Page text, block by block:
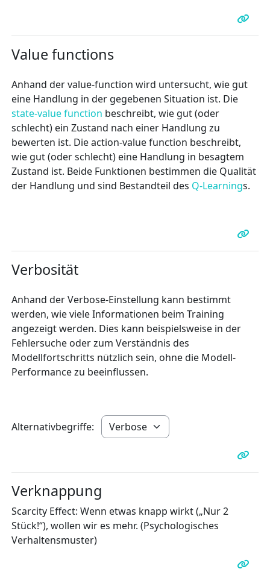
Value functions
Anhand der value-function wird untersucht, wie gut
eine Handlung in der gegebenen Situation ist. Die
state-value function beschreibt, wie gut (oder
schlecht) ein Zustand nach einer Handlung zu
bewerten ist. Die action-value function beschreibt,
wie gut (oder schlecht) eine Handlung in besagtem
Zustand ist. Beide Funktionen bestimmen die Qualität
der Handlung und sind Bestandteil des Q-Learnings.
Verbosität
Anhand der Verbose-Einstellung kann bestimmt
werden, wie viele Informationen beim Training
angezeigt werden. Dies kann beispielsweise in der
Fehlersuche oder zum Verständnis des
Modellfortschritts nützlich sein, ohne die Modell-
Performance zu beeinflussen.
Alternativbegriffe:
Verknappung
Scarcity Effect: Wenn etwas knapp wirkt („Nur 2
Stück!“), wollen wir es mehr. (Psychologisches
Verhaltensmuster)